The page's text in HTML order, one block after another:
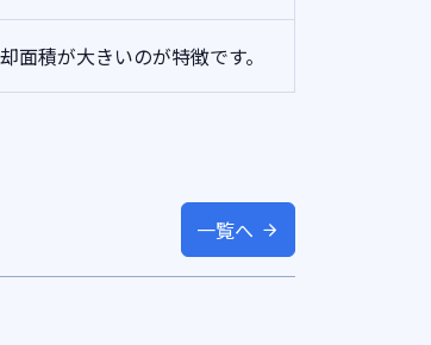
積が大きいのが特徴です。
一覧へ